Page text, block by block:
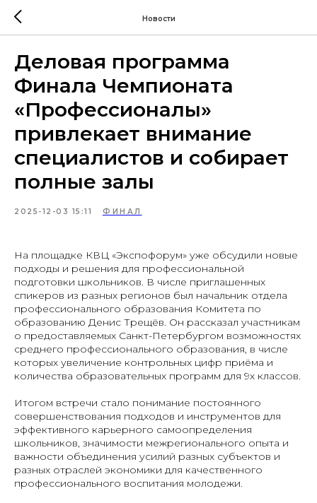
Новости
Деловая программа
Финала Чемпионата
«Профессионалы»
привлекает внимание
специалистов и собирает
полные залы
2025-12-03 15:11 ФИНАЛ
На площадке КВЦ «Экспофорум» уже обсудили новые
подходы и решения для профессиональной
подготовки школьников. В числе приглашенных
спикеров из разных регионов был начальник отдела
профессионального образования Комитета по
образованию Денис Трещёв. Он рассказал участникам
о предоставляемых Санкт-Петербургом возможностях
среднего профессионального образования, в числе
которых увеличение контрольных цифр приёма и
количества образовательных программ для 9х классов.
Итогом встречи стало понимание постоянного
совершенствования подходов и инструментов для
эффективного карьерного самоопределения
школьников, значимости межрегионального опыта и
важности объединения усилий разных субъектов и
разных отраслей экономики для качественного
профессионального воспитания молодежи.